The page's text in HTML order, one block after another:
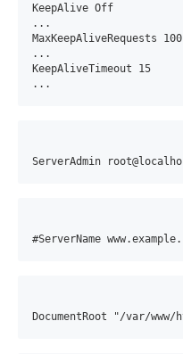
KeepAlive Off
...
MaxKeepAliveRequests 100
...
KeepAliveTimeout 15
...